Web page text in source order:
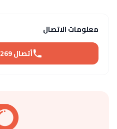
معلومات الاتصال
أتصال 01017276269